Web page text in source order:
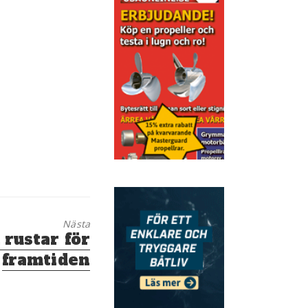
Nästa
rustar för
framtiden